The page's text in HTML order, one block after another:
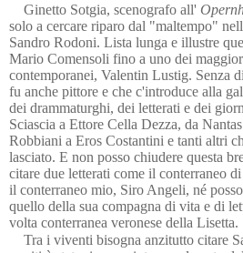
Ginetto Sotgia, scenografo all'
solo a cercare riparo dal "maltempo"
Sandro Rodoni. Lista lunga e illustre
Mario Comensoli fino a uno dei
contemporanei, Valentin Lustig. Senza
fu anche pittore e che c'introduce alla
dei drammaturghi, dei letterati e dei
Sciascia a Ettore Cella Dezza, da
Robbiani a Eros Costantini e tanti altri
lasciato. E non posso chiudere questa
citare due letterati come il conterraneo
il conterraneo mio, Siro Angeli, né
quello della sua compagna di vita e di
volta conterranea veronese della Lisetta.
Tra i viventi bisogna anzitutto citare